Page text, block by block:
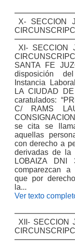
X- SECCION
XI- SECCION
SANTA FE
disposición
Instancia
LA CIUDAD
caratulados:
C/ RAMS
se cita se
aquellas
con derecho a
derivadas de la
LOBAIZA DNI
comparezcan
que por
la...
Ver texto
XII- SECCION